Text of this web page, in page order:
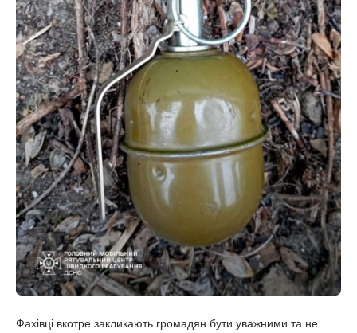
Фахівці вкотре закликають громадян бути уважними та не